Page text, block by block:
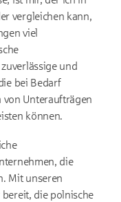
vergleichen kann,
viel
und
bei Bedarf
von Unteraufträgen
können.
die
Mit unseren
die polnische